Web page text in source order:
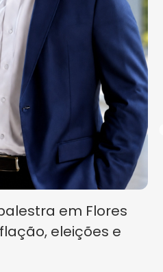
em Flores
eleições e